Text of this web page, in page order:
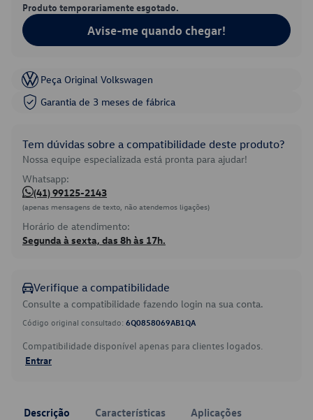
Produto temporariamente esgotado.
Avise-me quando chegar!
Peça Original Volkswagen
Garantia de 3 meses de fábrica
Tem dúvidas sobre a compatibilidade deste produto?
Nossa equipe especializada está pronta para ajudar!
Whatsapp:
(41) 99125-2143
(apenas mensagens de texto, não atendemos ligações)
Horário de atendimento:
Segunda à sexta, das 8h às 17h.
Verifique a compatibilidade
Consulte a compatibilidade fazendo login na sua conta.
Código original consultado: 6Q0858069AB1QA
Compatibilidade disponível apenas para clientes logados.
Entrar
Descrição Características Aplicações